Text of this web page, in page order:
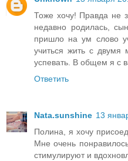
Тоже хочу! Правда не
недавно родилась,
пришло на ум слово
учиться жить с двумя
успевать. В общем я с
Ответить
Nata.sunshine 13
Полина, я хочу
Мне очень
стимулируют и